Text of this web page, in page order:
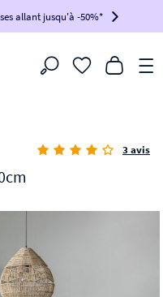
!
BIKINI100
de page-
allant jusqu'à -50%*
Filtrer
3 avis